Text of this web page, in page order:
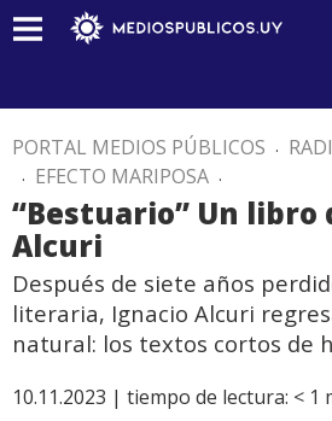
PORTAL MEDIOS PÚBLICOS .
. EFECTO MARIPOSA .
“Bestuario” Un libro
Alcuri
Después de siete años
literaria, Ignacio Alcuri
natural: los textos cortos de
10.11.2023 | tiempo de lectura: < 1